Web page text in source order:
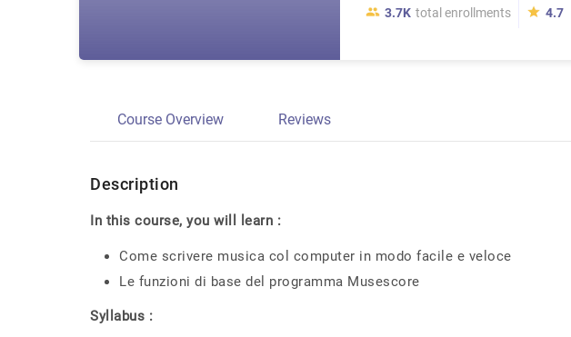
3.7K total enrollments 4.7
Course Overview Reviews
Description
In this course, you will learn :
Come scrivere musica col computer in modo facile e veloce
Le funzioni di base del programma Musescore
Syllabus :